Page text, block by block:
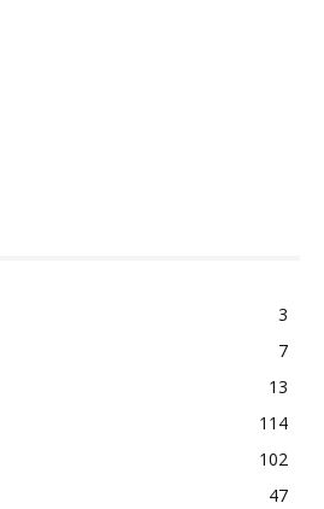
3
7
13
114
102
47